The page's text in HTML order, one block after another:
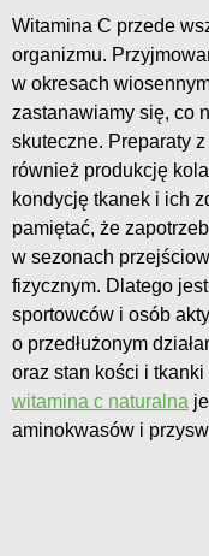
Witamina C przede
organizmu.
w okresach
zastanawiamy się, co
skuteczne. Preparaty
również produkcję
kondycję tkanek i ich
pamiętać, że
w sezonach
fizycznym. Dlatego
sportowców i osób
o przedłużonym
oraz stan kości i tkanki
witamina c naturalna
aminokwasów i